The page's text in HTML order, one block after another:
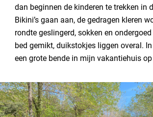
dan beginnen de kinderen te trekken in
Bikini’s gaan aan, de gedragen kleren
rondte geslingerd, sokken en
bed gemikt, duikstokjes liggen overal.
een grote bende in mijn vakantiehuis